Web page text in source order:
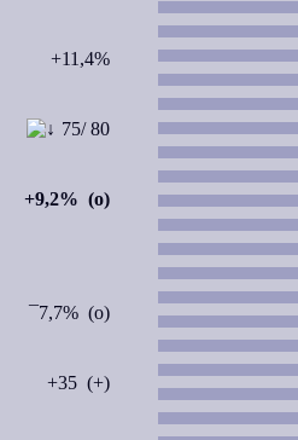
+11,4%
75/ 80
+9,2% (o)
¯7,7% (o)
+35 (+)